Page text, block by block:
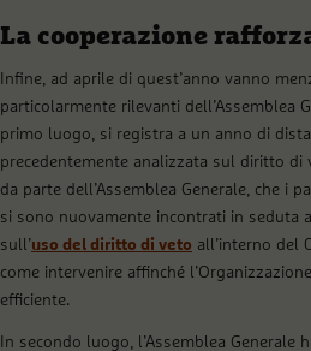
La cooperazione
Infine, ad aprile di quest’anno vanno
particolarmente rilevanti dell’Assemblea
primo luogo, si registra a un anno di
precedentemente analizzata sul diritto di
da parte dell’Assemblea Generale, che i
si sono nuovamente incontrati in seduta
sull’uso del diritto di veto all’interno del
come intervenire affinché
efficiente.
In secondo luogo, l’Assemblea Generale